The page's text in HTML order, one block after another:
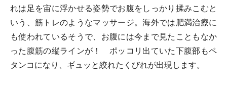
れは足を宙に浮かせる姿勢でお腹をしっかり揉みこむと
いう、筋トレのようなマッサージ。海外では肥満治療に
も使われているそうで、お腹には今まで見たこともなか
った腹筋の縦ラインが！ ポッコリ出ていた下腹部もペ
タンコになり、ギュッと絞れたくびれが出現します。